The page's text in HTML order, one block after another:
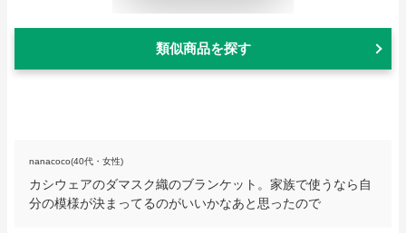
類似商品を探す
nanacoco(40代・女性)
カシウェアのダマスク織のブランケット。家族で使うなら自
分の模様が決まってるのがいいかなあと思ったので